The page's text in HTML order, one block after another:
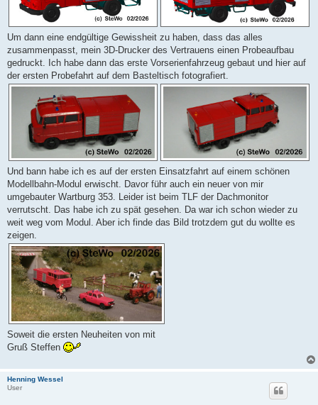
Um dann eine endgültige Gewissheit zu haben, dass das alles
zusammenpasst, mein 3D-Drucker des Vertrauens einen Probeaufbau
gedruckt. Ich habe dann das erste Vorserienfahrzeug gebaut und hier auf
der ersten Probefahrt auf dem Basteltisch fotografiert.
Und bann habe ich es auf der ersten Einsatzfahrt auf einem schönen
Modellbahn-Modul erwischt. Davor führ auch ein neuer von mir
umgebauter Wartburg 353. Leider ist beim TLF der Dachmonitor
verrutscht. Das habe ich zu spät gesehen. Da war ich schon wieder zu
weit weg vom Modul. Aber ich finde das Bild trotzdem gut du wollte es
zeigen.
Soweit die ersten Neuheiten von mit
Gruß Steffen
Henning Wessel
User